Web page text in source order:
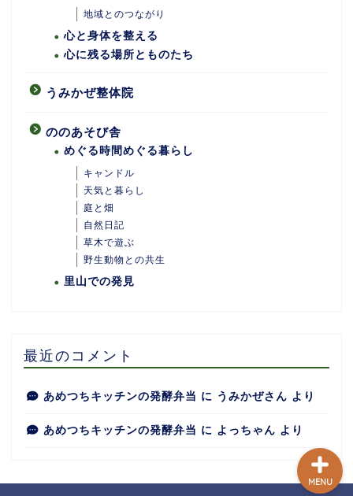
地域とのつながり
心と身体を整える
心に残る場所とものたち
うみかぜ整体院
ののあそび舎
めぐる時間めぐる暮らし
キャンドル
天気と暮らし
庭と畑
自然日記
草木で遊ぶ
野生動物との共生
里山での発見
最近のコメント
あめつちキッチンの発酵弁当 に うみかぜさん より
あめつちキッチンの発酵弁当 に よっちゃん より
MENU